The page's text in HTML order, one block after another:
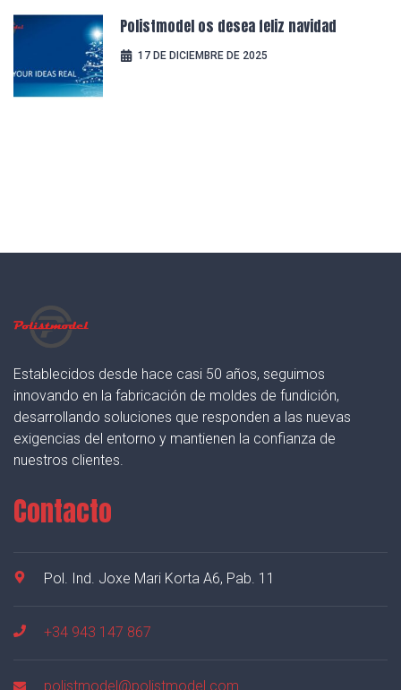
Polistmodel os desea feliz navidad
17 DE DICIEMBRE DE 2025
Establecidos desde hace casi 50 años, seguimos
innovando en la fabricación de moldes de fundición,
desarrollando soluciones que responden a las nuevas
exigencias del entorno y mantienen la confianza de
nuestros clientes.
Contacto
Pol. Ind. Joxe Mari Korta A6, Pab. 11
+34 943 147 867
polistmodel@polistmodel.com